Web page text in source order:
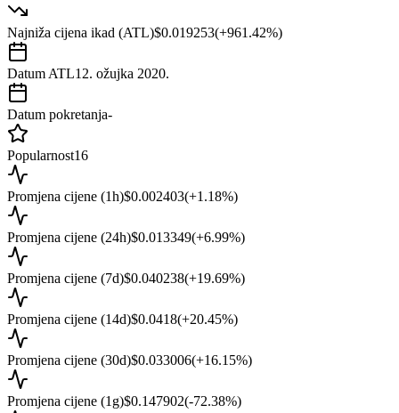
Najniža cijena ikad (ATL)$0.019253(+961.42%)
Datum ATL12. ožujka 2020.
Datum pokretanja-
Popularnost16
Promjena cijene (1h)$0.002403(+1.18%)
Promjena cijene (24h)$0.013349(+6.99%)
Promjena cijene (7d)$0.040238(+19.69%)
Promjena cijene (14d)$0.0418(+20.45%)
Promjena cijene (30d)$0.033006(+16.15%)
Promjena cijene (1g)$0.147902(-72.38%)